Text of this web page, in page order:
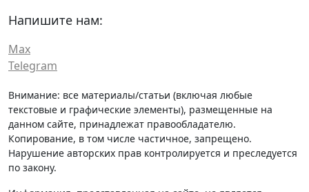
Напишите нам:
Max
Telegram
Внимание: все материалы/статьи (включая любые
текстовые и графические элементы), размещенные на
данном сайте, принадлежат правообладателю.
Копирование, в том числе частичное, запрещено.
Нарушение авторских прав контролируется и преследуется
по закону.